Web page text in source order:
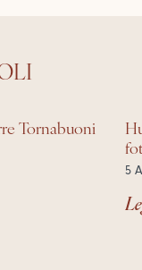
Tornabuoni
5